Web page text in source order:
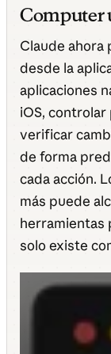
Computer
Claude ahora
desde la
aplicaciones
iOS,
verificar
de forma
cada acción.
más puede
herramientas
solo existe